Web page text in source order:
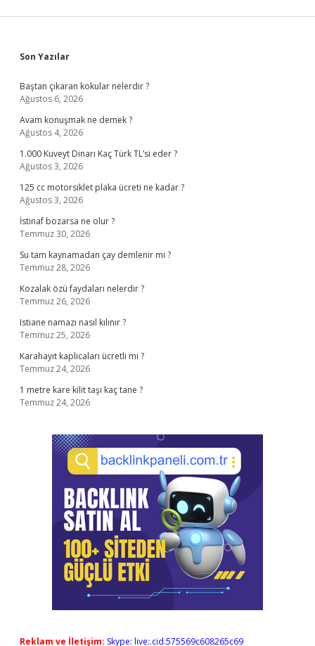
Sidebar
Son Yazılar
Baştan çıkaran kokular nelerdir ?
Ağustos 6, 2026
Avam konuşmak ne demek ?
Ağustos 4, 2026
1.000 Kuveyt Dinarı Kaç Türk TL’si eder ?
Ağustos 3, 2026
125 cc motorsiklet plaka ücreti ne kadar ?
Ağustos 3, 2026
İstinaf bozarsa ne olur ?
Temmuz 30, 2026
Su tam kaynamadan çay demlenir mi ?
Temmuz 28, 2026
Kozalak özü faydaları nelerdir ?
Temmuz 26, 2026
Istiane namazı nasıl kılınır ?
Temmuz 25, 2026
Karahayıt kaplıcaları ücretli mi ?
Temmuz 24, 2026
1 metre kare kilit taşı kaç tane ?
Temmuz 24, 2026
Reklam ve İletişim: Skype: live:.cid.575569c608265c69